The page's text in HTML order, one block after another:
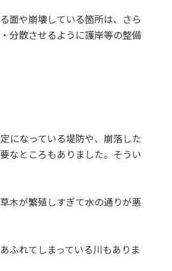
面や崩壊している箇所は、さら
分散させるように護岸等の整備
になっている堤防や、崩落した
なところもありました。そうい
木が繁殖しすぎて水の通りが悪
ふれてしまっている川もありま